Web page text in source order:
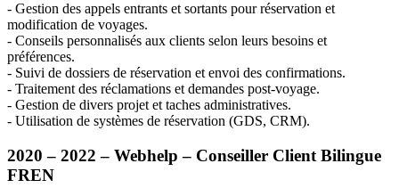
- Gestion des appels entrants et sortants pour réservation et
modification de voyages.
- Conseils personnalisés aux clients selon leurs besoins et
préférences.
- Suivi de dossiers de réservation et envoi des confirmations.
- Traitement des réclamations et demandes post-voyage.
- Gestion de divers projet et taches administratives.
- Utilisation de systèmes de réservation (GDS, CRM).
2020 – 2022 – Webhelp – Conseiller Client Bilingue
FREN